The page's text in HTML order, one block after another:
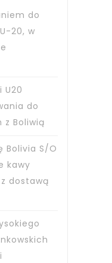
do
20, w
U20
do
z Boliwią
Bolivia S/O
kawy
dostawą